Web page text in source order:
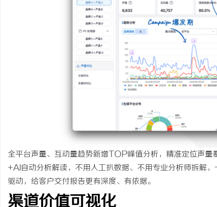
全平台声量、互动量趋势新增TOP峰值分析，精准定位声
+AI自动分析解读，不用人工扒数据、不用专业分析师拆解
驱动，给客户交付报告更有深度、有依据。
渠道价值可视化